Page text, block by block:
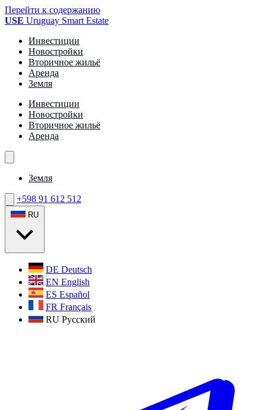
Перейти к содержанию
USE Uruguay Smart Estate
Инвестиции
Новостройки
Вторичное жильё
Аренда
Земля
Инвестиции
Новостройки
Вторичное жильё
Аренда
Земля
+598 91 612 512
RU
DE Deutsch
EN English
ES Español
FR Français
RU Русский